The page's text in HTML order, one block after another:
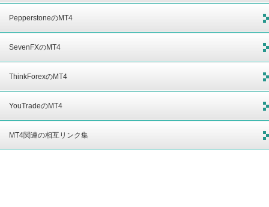
PepperstoneのMT4
SevenFXのMT4
ThinkForexのMT4
YouTradeのMT4
MT4関連の相互リンク集